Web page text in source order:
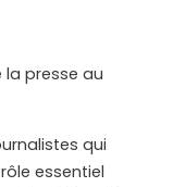
la presse au
qui
essentiel